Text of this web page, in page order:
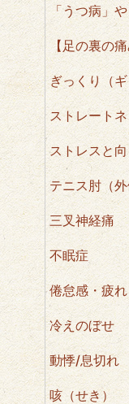
「うつ病」
【足の裏の
ぎっくり（
ストレート
ストレスと
テニス肘（
三叉神経痛
不眠症
倦怠感・疲れ
冷えのぼせ
動悸/息切れ
咳（せき）